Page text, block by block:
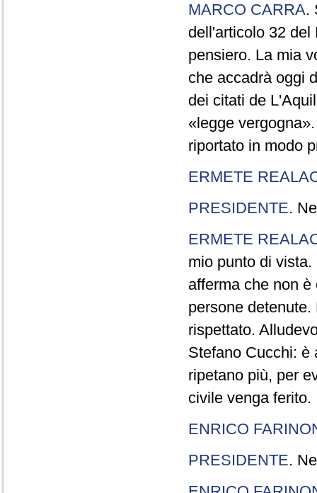
MARCO CARRA.
dell'articolo 32 del
pensiero. La mia
che accadrà oggi
dei citati de
«legge
riportato in modo
ERMETE
PRESIDENTE.
ERMETE
mio punto di
afferma che non
persone
rispettato.
Stefano Cucchi: è
ripetano più, per
civile venga ferito.
ENRICO
PRESIDENTE.